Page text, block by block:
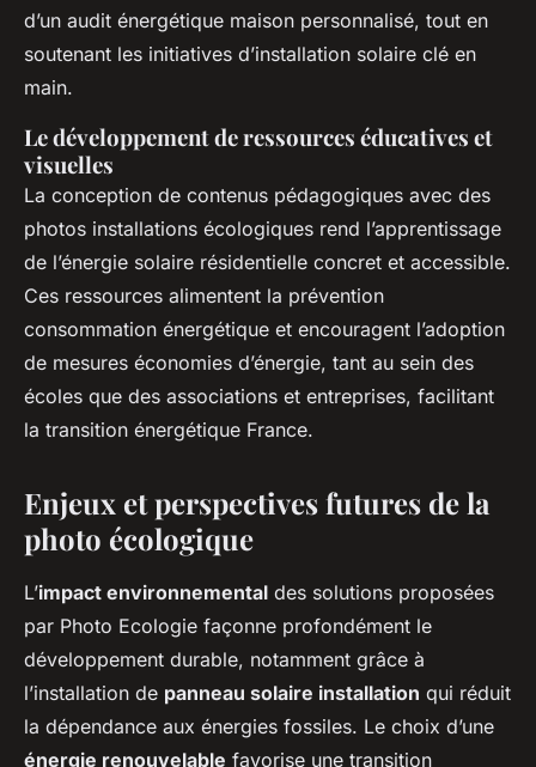
d’un audit énergétique maison personnalisé, tout en
soutenant les initiatives d’installation solaire clé en
main.
Le développement de ressources éducatives et
visuelles
La conception de contenus pédagogiques avec des
photos installations écologiques rend l’apprentissage
de l’énergie solaire résidentielle concret et accessible.
Ces ressources alimentent la prévention
consommation énergétique et encouragent l’adoption
de mesures économies d’énergie, tant au sein des
écoles que des associations et entreprises, facilitant
la transition énergétique France.
Enjeux et perspectives futures de la
photo écologique
L’impact environnemental des solutions proposées
par Photo Ecologie façonne profondément le
développement durable, notamment grâce à
l’installation de panneau solaire installation qui réduit
la dépendance aux énergies fossiles. Le choix d’une
énergie renouvelable favorise une transition